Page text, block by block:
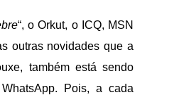
“, o Orkut, o ICQ, MSN
outras novidades que a
também está sendo
Pois, a cada